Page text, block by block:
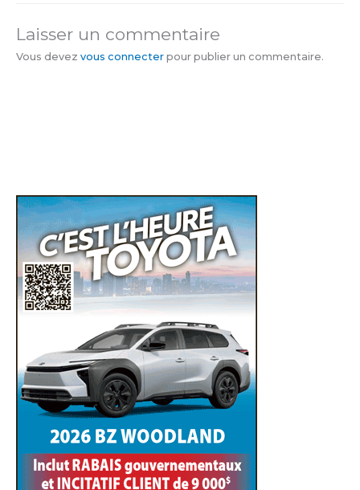
Laisser un commentaire
Vous devez vous connecter pour publier un commentaire.